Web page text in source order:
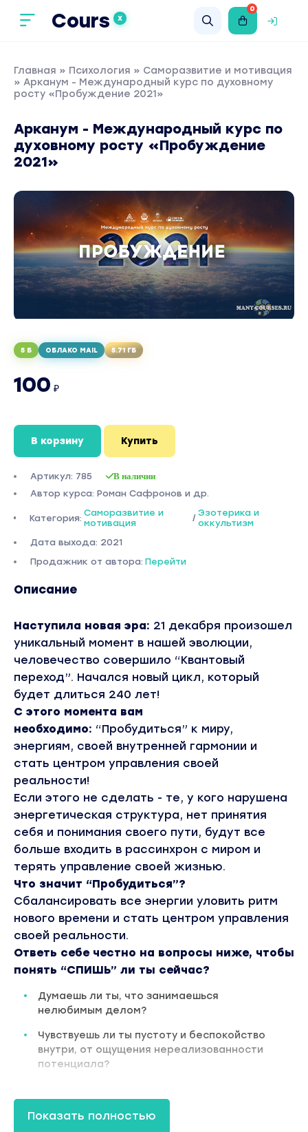
Cours X
0
Главная » Психология » Саморазвитие и мотивация
» Арканум - Международный курс по духовному
росту «Пробуждение 2021»
Арканум - Международный курс по
духовному росту «Пробуждение
2021»
5 Б ОБЛАКО MAIL 5.71 ГБ
100 ₽
В корзину Купить
Артикул: 785 В наличии
Автор курса: Роман Сафронов и др.
Категория: Саморазвитие и
мотивация
/ Эзотерика и
оккультизм
Дата выхода: 2021
Продажник от автора: Перейти
Описание
Наступила новая эра: 21 декабря произошел
уникальный момент в нашей эволюции,
человечество совершило “Квантовый
переход”. Начался новый цикл, который
будет длиться 240 лет!
С этого момента вам
необходимо: “Пробудиться” к миру,
энергиям, своей внутренней гармонии и
стать центром управления своей
реальности!
Если этого не сделать - те, у кого нарушена
энергетическая структура, нет принятия
себя и понимания своего пути, будут все
больше входить в рассинхрон с миром и
терять управление своей жизнью.
Что значит “Пробудиться”?
Сбалансировать все энергии уловить ритм
нового времени и стать центром управления
своей реальности.
Ответь себе честно на вопросы ниже, чтобы
понять “СПИШЬ” ли ты сейчас?
Думаешь ли ты, что занимаешься
нелюбимым делом?
Чувствуешь ли ты пустоту и беспокойство
внутри, от ощущения нереализованности
потенциала?
и ты принимаешь навязанные сценарии в
своей жизни?
Показать полностью